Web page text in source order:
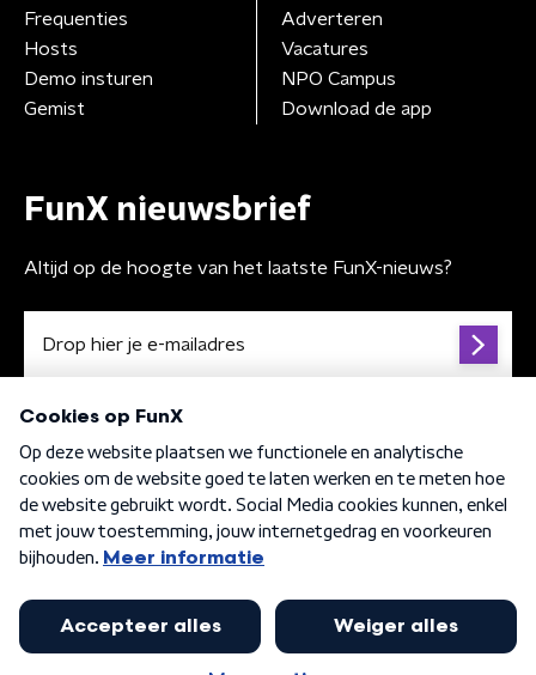
Frequenties
Hosts
Demo insturen
Gemist
Adverteren
Vacatures
NPO Campus
Download de app
FunX nieuwsbrief
Altijd op de hoogte van het laatste FunX-nieuws?
Algemene voorwaarden Privacybeleid